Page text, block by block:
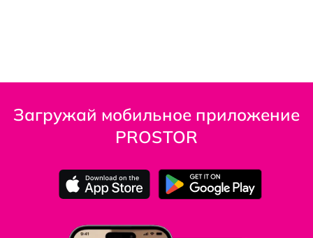
Загружай мобильное приложение
PROSTOR